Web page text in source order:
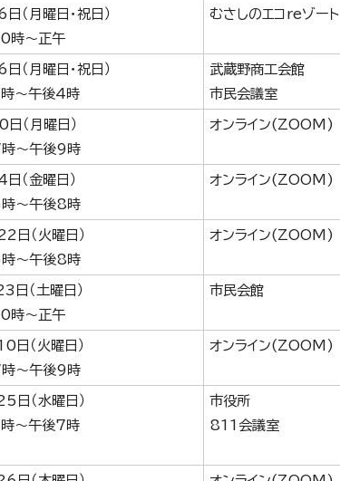
（月曜日・祝日）
時～正午
むさしのエコreゾート
（月曜日・祝日）
～午後4時
武蔵野商工会館
市民会議室
（月曜日）
～午後9時
オンライン(ZOOM)
（金曜日）
～午後8時
オンライン(ZOOM)
日（火曜日）
～午後8時
オンライン(ZOOM)
日（土曜日）
時～正午
市民会館
日（火曜日）
～午後9時
オンライン(ZOOM)
日（水曜日）
～午後7時
市役所
811会議室